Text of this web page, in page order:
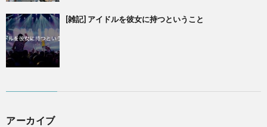
[雑記] アイドルを彼女に持つということ
アーカイブ